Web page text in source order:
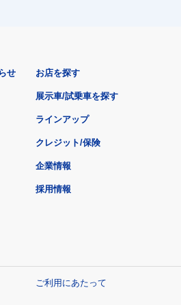
せ お店を探す
展示車/試乗車を探す
ラインアップ
クレジット/保険
企業情報
採用情報
ご利用にあたって